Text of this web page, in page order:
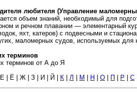
любителя (Управление
объем знаний, необходимый для
и речном плавании — элементарный
яхт, катеров) с подвесными и
маломерных судов, используемых для
терминов
терминов от А до Я
Е | Ё | Ж | З | И | Й | К Л М Н О П Р С